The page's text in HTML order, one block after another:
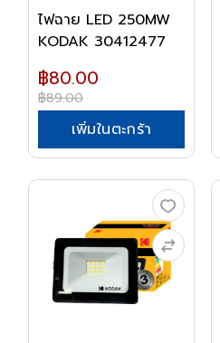
ไฟฉาย LED 250MW
KODAK 30412477
฿80.00
฿89.00
เพิ่มในตะกร้า